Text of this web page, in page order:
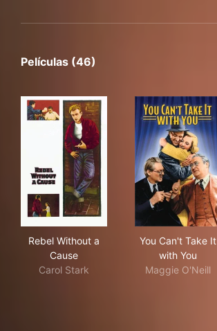
Películas (46)
Rebel Without a
Cause
Carol Stark
You Can't Take It
with You
Maggie O'Neill